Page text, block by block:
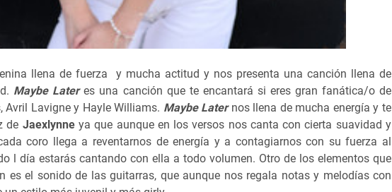
llena de fuerza y mucha actitud y nos presenta una canción llena de
Maybe Lateres una canción que te encantará si eres gran fanática/o de
Lavigne y Hayle Williams. Maybe Laternos llena de mucha energía y te
de Jaexlynne ya que aunque en los versos nos canta con cierta suavidad y
coro llega a reventarnos de energía y a contagiarnos con su fuerza al
l día estarás cantando con ella a todo volumen. Otro de los elementos que
es el sonido de las guitarras, que aunque nos regala notas y melodías con